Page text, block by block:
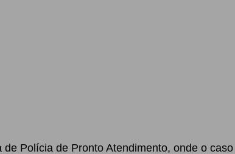
Polícia de Pronto Atendimento, onde o